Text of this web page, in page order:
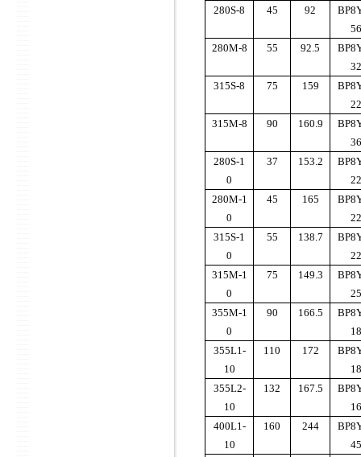
280S-8
45 92
280M-8
55 92.5
315S-8
75 159
315M-8
90 160.9
280S-1
0
37 153.2
280M-1
0
45 165
315S-1
0
55 138.7
315M-1
0
75 149.3
355M-1
0
90 166.5
355L1-
10
110 172
355L2-
10
132 167.5
400L1-
10
160 244